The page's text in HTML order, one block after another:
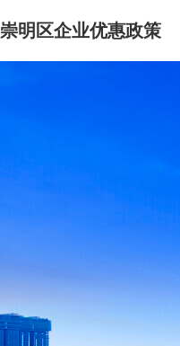
崇明区企业优惠政策